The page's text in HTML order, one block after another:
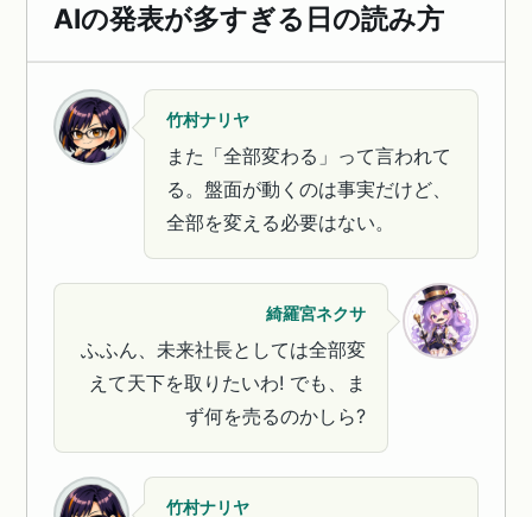
AIの発表が多すぎる日の読み方
竹村ナリヤ
また「全部変わる」って言われて
る。盤面が動くのは事実だけど、
全部を変える必要はない。
綺羅宮ネクサ
ふふん、未来社長としては全部変
えて天下を取りたいわ! でも、ま
ず何を売るのかしら?
竹村ナリヤ